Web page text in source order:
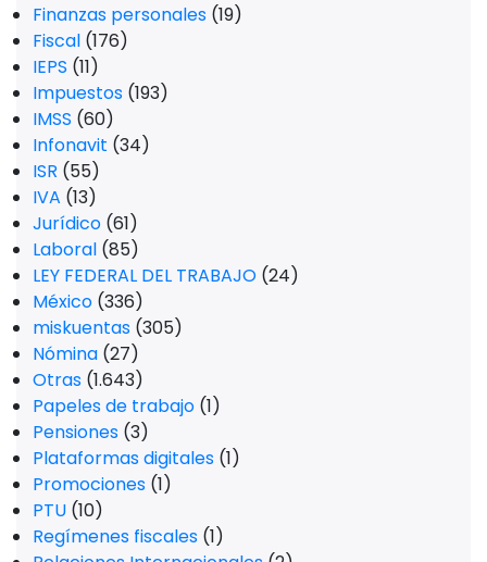
Finanzas personales (19)
Fiscal (176)
IEPS (11)
Impuestos (193)
IMSS (60)
Infonavit (34)
ISR (55)
IVA (13)
Jurídico (61)
Laboral (85)
LEY FEDERAL DEL TRABAJO (24)
México (336)
miskuentas (305)
Nómina (27)
Otras (1.643)
Papeles de trabajo (1)
Pensiones (3)
Plataformas digitales (1)
Promociones (1)
PTU (10)
Regímenes fiscales (1)